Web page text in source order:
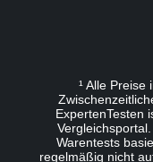
¹ Alle Preise
ExpertenTesten
Warentests
regelmäßig nicht